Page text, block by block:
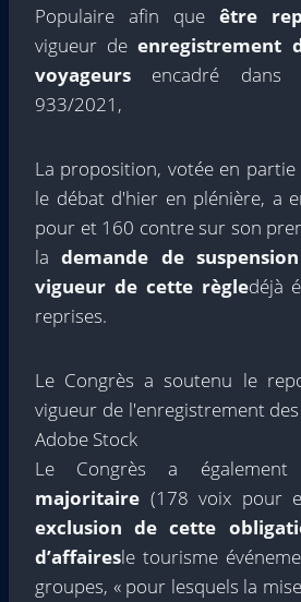
Populaire afin que être
vigueur de enregistrement
voyageurs encadré dans
933/2021,
La proposition, votée en
le débat d'hier en plénière, a
pour et 160 contre sur son
lademande de
vigueur de cette règledéjà
reprises.
Le Congrès a soutenu le
vigueur de l'enregistrement
Adobe Stock
Le Congrès a
majoritaire (178 voix pour
exclusion de cette
d’affairesle tourisme
groupes, « pour lesquels la